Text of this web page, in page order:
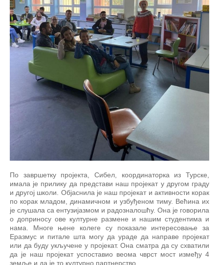
По завршетку пројекта, Сибел, координаторка из Турске,
имала је прилику да представи наш пројекат у другом граду
и другој школи.
Објаснила је наш пројекат и активности корак
по корак младом, динамичном и узбуђеном тиму. Већина их
је слушала са ентузијазмом и радозналошћу. Она је говорила
о доприносу ове културне размене и нашим студентима и
нама.
Многе њене колеге су показале интересовање за
Еразмус и питале шта могу да ураде да направе пројекат
или да буду укључене у пројекат. Она сматра да су схватили
да је наш пројекат успоставио веома чврст мост између 4
земље и да је то културно партнерство.